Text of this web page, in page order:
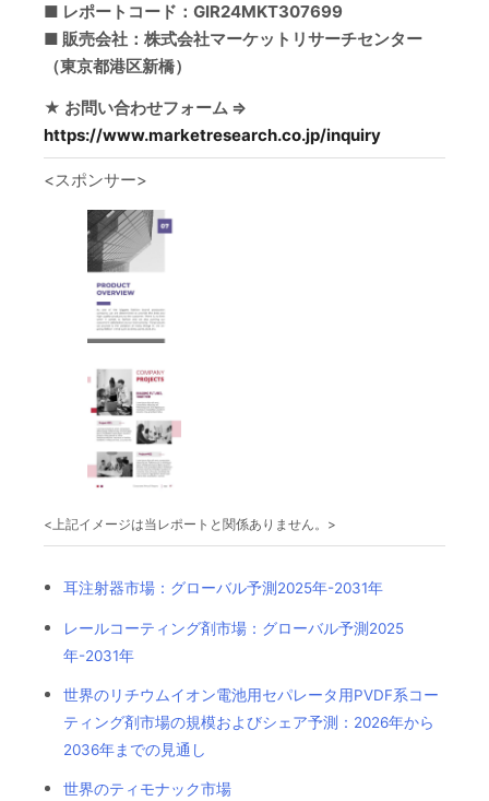
■ レポートコード：GIR24MKT307699
■ 販売会社：株式会社マーケットリサーチセンター
（東京都港区新橋）
★ お問い合わせフォーム ⇒
https://www.marketresearch.co.jp/inquiry
<スポンサー>
<上記イメージは当レポートと関係ありません。>
耳注射器市場：グローバル予測2025年-2031年
レールコーティング剤市場：グローバル予測2025
年-2031年
世界のリチウムイオン電池用セパレータ用PVDF系コー
ティング剤市場の規模およびシェア予測：2026年から
2036年までの見通し
世界のティモナック市場